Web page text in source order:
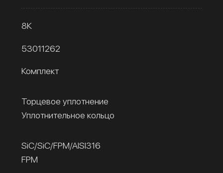
8К
53011262
Комплект
Торцевое уплотнение
Уплотнительное кольцо
SiC/SiC/FPM/AISI316
FPM